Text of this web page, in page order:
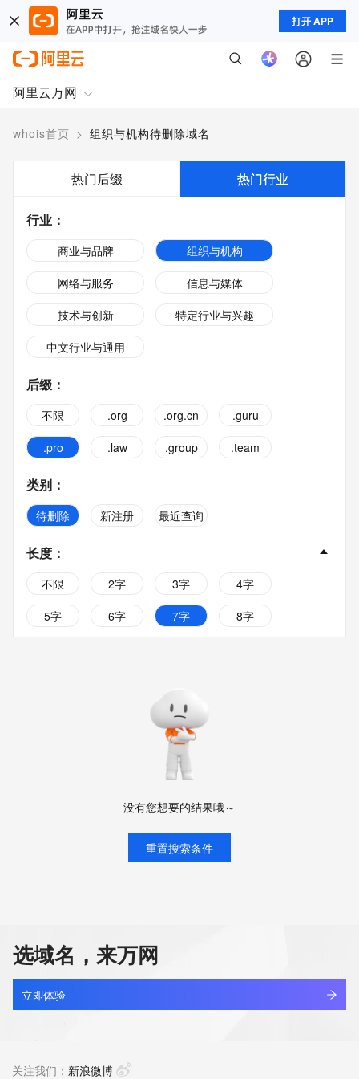
打开 APP
阿里云万网
whois首页 > 组织与机构待删除域名
热门后缀 热门行业
行业 ：
商业与品牌
组织与机构
网络与服务
信息与媒体
技术与创新
特定行业与兴趣
中文行业与通用
后缀 ：
不限 .org .org.cn
.guru
.pro
.law .group .team
类别 ：
待删除 新注册 最近查询
长度 ：
不限 2字 3字
4字
5字
6字 7字
8字
没有您想要的结果哦～
重置搜索条件
选域名，来万网
立即体验
关注我们： 新浪微博